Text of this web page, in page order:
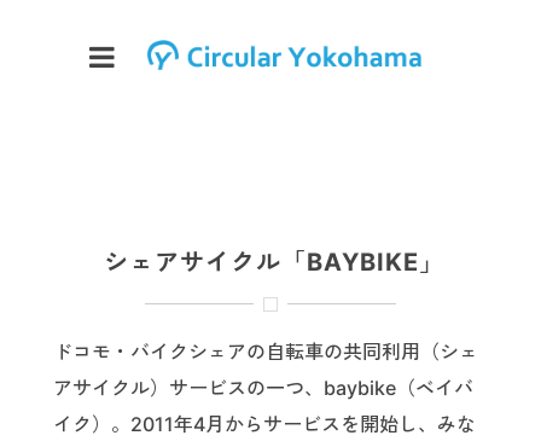
シェアサイクル「BAYBIKE」
ドコモ・バイクシェアの自転車の共同利用（シェ
アサイクル）サービスの一つ、baybike（ベイバ
イク）。2011年4月からサービスを開始し、みな